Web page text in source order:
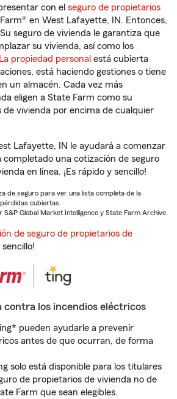
con el seguro de propietarios
en West Lafayette, IN. Entonces,
Su seguro de vivienda le garantiza que
su vivienda, así como los
La propiedad personal está cubierta
está haciendo gestiones o tiene
un almacén. Cada vez más
eligen a State Farm como su
de vivienda por encima de cualquier
Lafayette, IN le ayudará a comenzar
completado una cotización de seguro
en línea. ¡Es rápido y sencillo!
de seguro para ver una lista completa de la
cubiertas.
Global Market Intelligence y State Farm Archive.
de seguro de propietarios de
sencillo!
contra los incendios eléctricos
pueden ayudarle a prevenir
antes de que ocurran, de forma
solo está disponible para los titulares
de propietarios de vivienda no de
Farm que sean elegibles.